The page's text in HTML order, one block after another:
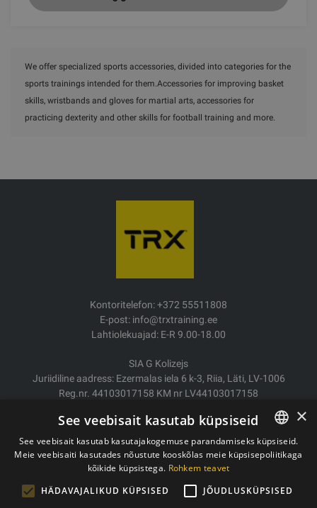
We offer specialized sports accessories, divided into categories for the
sports trainings intended for them.Accessories for improving basket
skills, wristbands and gloves for martial arts, accessories for
practicing dexterity and other skills for football training and more.
Kontoritelefon: +372 55511808
E-post: info@trxtraining.ee
Lahtiolekuajad: E-R 9.00-18.00
SIA G Kolizejs
Juriidiline aadress: Ezermalas iela 6 k-3, Riia, Läti, LV-1006
Reg.nr. 44103017158 KM nr LV44103017158
Kauba tarne/Tagastamine
Makse
Ostutingimused
Privaatsuspoliitika
ESTONIAN
×
See veebisait kasutab küpsiseid
See veebisait kasutab kasutajakogemuse parandamiseks küpsiseid.
Meie veebisaiti kasutades nõustute kooskõlas meie küpsisepoliitikaga
kõikide küpsistega. Rohkem teavet
HÄDAVAJALIKUD KÜPSISED
JÕUDLUSKÜPSISED